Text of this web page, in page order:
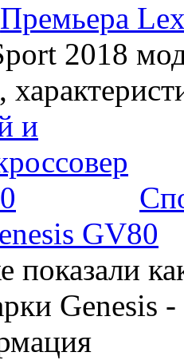
Премьера
2018
GV80
Genesis